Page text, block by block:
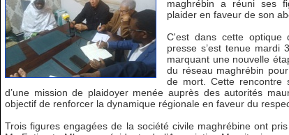
maghrébin a réuni ses
plaider en faveur de son
C'est dans cette optique
presse s’est tenue mardi
marquant une nouvelle
du réseau maghrébin
de mort. Cette rencontre
d’une mission de plaidoyer menée auprès des autorités
objectif de renforcer la dynamique régionale en faveur du
Trois figures engagées de la société civile maghrébine ont